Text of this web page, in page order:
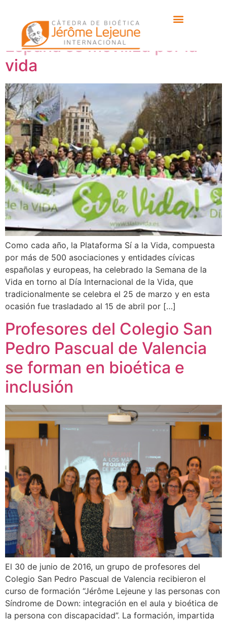
Etiqueta: valencia
España se moviliza por la
vida
Como cada año, la Plataforma Sí a la Vida, compuesta
por más de 500 asociaciones y entidades cívicas
españolas y europeas, ha celebrado la Semana de la
Vida en torno al Día Internacional de la Vida, que
tradicionalmente se celebra el 25 de marzo y en esta
ocasión fue trasladado al 15 de abril por […]
Profesores del Colegio San
Pedro Pascual de Valencia
se forman en bioética e
inclusión
El 30 de junio de 2016, un grupo de profesores del
Colegio San Pedro Pascual de Valencia recibieron el
curso de formación “Jérôme Lejeune y las personas con
Síndrome de Down: integración en el aula y bioética de
la persona con discapacidad”. La formación, impartida